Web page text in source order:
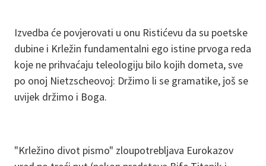
Izvedba će povjerovati u onu Ristićevu da su poetske
dubine i Krležin fundamentalni ego istine prvoga reda
koje ne prihvaćaju teleologiju bilo kojih dometa, sve
po onoj Nietzscheovoj: Držimo li se gramatike, još se
uvijek držimo i Boga.
"Krležino divot pismo" zloupotrebljava Eurokazov